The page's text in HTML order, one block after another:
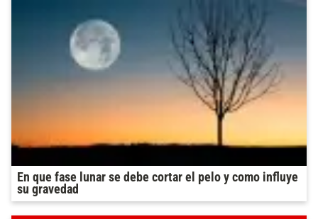
En que fase lunar se debe cortar el pelo y como influye
su gravedad